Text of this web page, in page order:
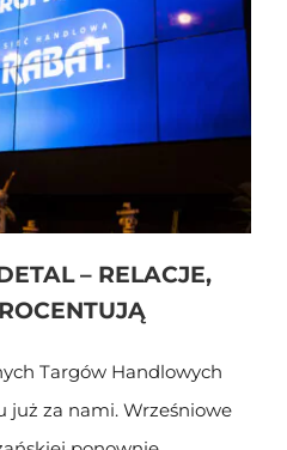
– RELACJE,
Targów Handlowych
już za nami. Wrześniowe